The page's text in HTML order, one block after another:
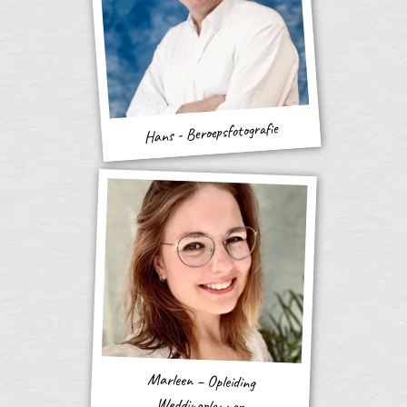
Hans - Beroepsfotografie
Marleen – Opleiding